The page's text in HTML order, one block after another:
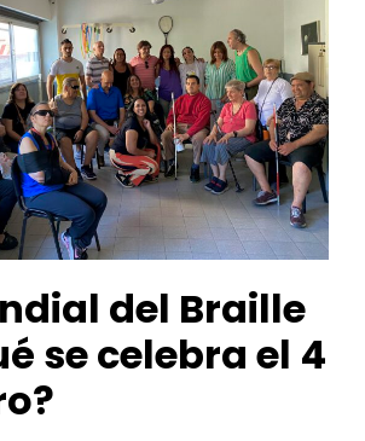
del Braille
se celebra el 4